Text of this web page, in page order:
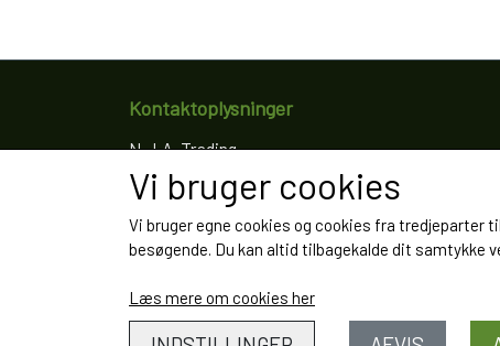
Kontaktoplysninger
N.J.A. Trading
Ringkøbingvej 8
4200 Slagelse
Telefon: 61766797
CVR: 35022155
Vi bruger cookies
Vi bruger egne cookies og cookies fra tredjeparter
besøgende. Du kan altid tilbagekalde dit samtykke
Læs mere om cookies her